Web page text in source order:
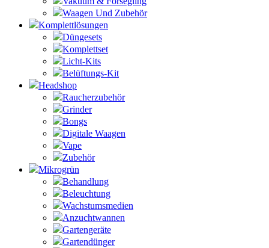
Waagen Und Zubehör
Komplettlösungen
Düngesets
Komplettset
Licht-Kits
Belüftungs-Kit
Headshop
Raucherzubehör
Grinder
Bongs
Digitale Waagen
Vape
Zubehör
Mikrogrün
Behandlung
Beleuchtung
Wachstumsmedien
Anzuchtwannen
Gartengeräte
Gartendünger